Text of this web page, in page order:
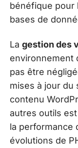
bénéfique pour
bases de
La gestion des
environnement
pas être
mises à jour du
contenu
autres outils
la performance
évolutions de